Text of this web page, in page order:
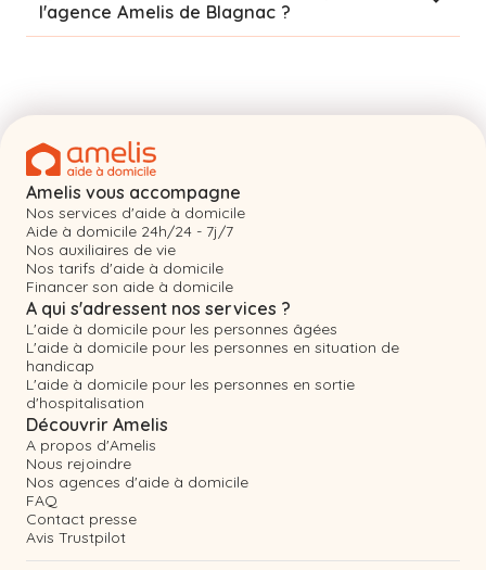
l'agence Amelis de Blagnac ?
Amelis vous accompagne
Nos services d'aide à domicile
Aide à domicile 24h/24 - 7j/7
Nos auxiliaires de vie
Nos tarifs d'aide à domicile
Financer son aide à domicile
A qui s'adressent nos services ?
L'aide à domicile pour les personnes âgées
L'aide à domicile pour les personnes en situation de
handicap
L'aide à domicile pour les personnes en sortie
d'hospitalisation
Découvrir Amelis
A propos d'Amelis
Nous rejoindre
Nos agences d'aide à domicile
FAQ
Contact presse
Avis Trustpilot